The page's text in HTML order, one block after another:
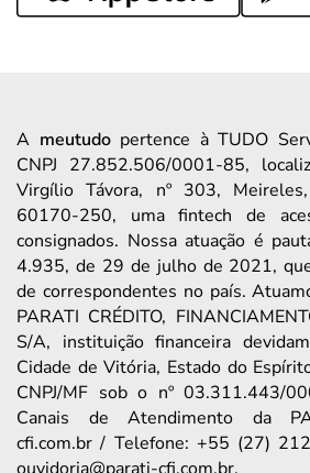
A meutudopertence à TUDO
CNPJ 27.852.506/0001-85,
Virgílio Távora, nº 303, Meireles,
60170-250, uma fintech de
consignados. Nossa atuação é
4.935, de 29 de julho de 2021,
de correspondentes no país.
PARATI CRÉDITO,
S/A, instituição financeira
Cidade de Vitória, Estado do
CNPJ/MF sob o nº 03.311.443/
Canais de Atendimento da
cfi.com.br / Telefone: +55 (27)